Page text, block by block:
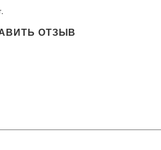
ОТЗЫВ